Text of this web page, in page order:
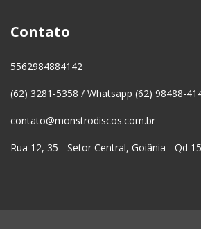
Contato
5562984884142
(62) 3281-5358 / Whatsapp (62) 98488-
contato@monstrodiscos.com.br
Rua 12, 35 - Setor Central, Goiânia - Qd